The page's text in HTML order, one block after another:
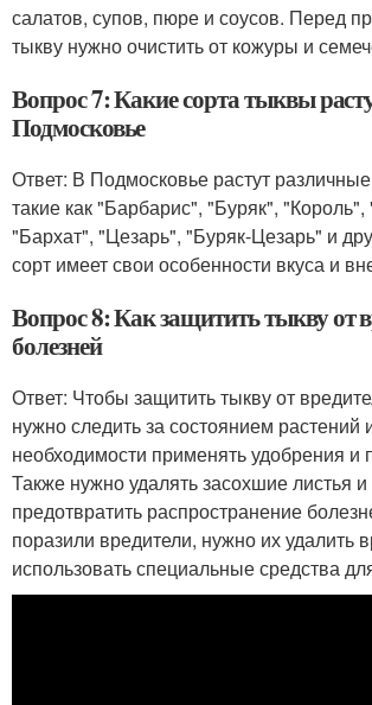
салатов, супов, пюре и соусов. Перед
тыкву нужно очистить от кожуры и
Вопрос 7: Какие сорта тыквы
Подмосковье
Ответ: В Подмосковье растут
такие как "Барбарис", "Буряк",
"Бархат", "Цезарь", "Буряк-Цезарь" и
сорт имеет свои особенности вкуса и
Вопрос 8: Как защитить тыкву от
болезней
Ответ: Чтобы защитить тыкву от
нужно следить за состоянием растений
необходимости применять удобрения и
Также нужно удалять засохшие листья
предотвратить распространение
поразили вредители, нужно их удалить
использовать специальные средства